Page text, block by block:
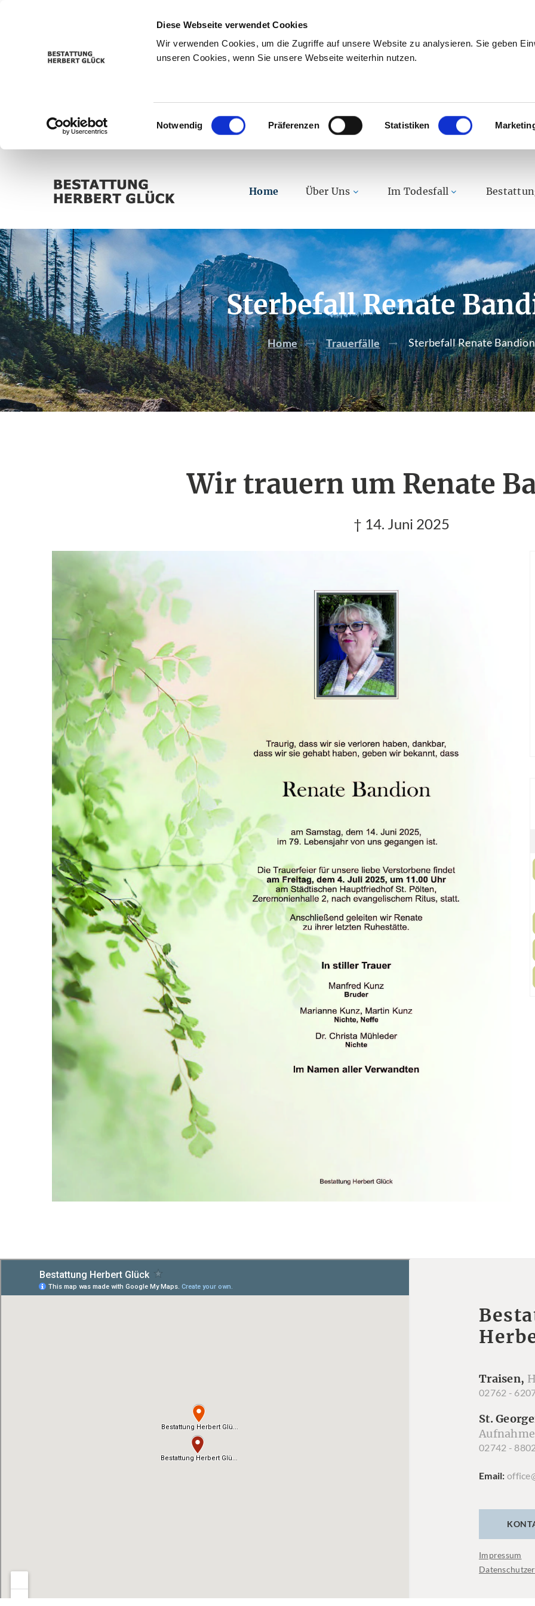
Diese Webseite verwendet Cookies
Wir verwenden Cookies, um die Zugriffe auf unsere Website zu analysieren. Sie geben
unseren Cookies, wenn Sie unsere Webseite weiterhin nutzen.
Einwilligungsauswahl
Notwendig Präferenzen Statistiken
Home Über Uns Im Todesfall
Sterbefall Renate
Home Trauerfälle Sterbefall Renate Bandion
Wir trauern um Renate
† 14. Juni 2025
Traisen,
02762 -
St.
02742 -
Email
Impressum